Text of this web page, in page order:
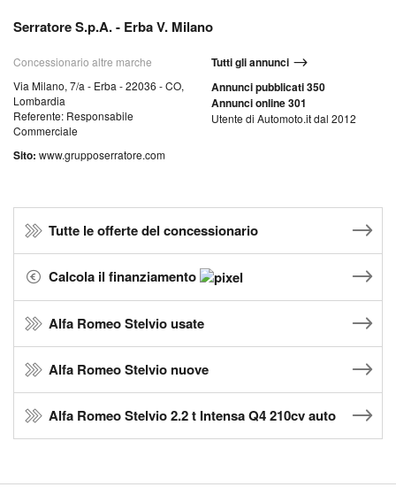
Serratore S.p.A. - Erba V. Milano
Concessionario altre marche
Via Milano, 7/a - Erba - 22036 - CO,
Lombardia
Referente: Responsabile
Commerciale
Sito: www.grupposerratore.com
Tutti gli annunci
Annunci pubblicati 350
Annunci online 301
Utente di Automoto.it dal 2012
Tutte le offerte del concessionario
Calcola il finanziamento
Alfa Romeo Stelvio usate
Alfa Romeo Stelvio nuove
Alfa Romeo Stelvio 2.2 t Intensa Q4 210cv auto